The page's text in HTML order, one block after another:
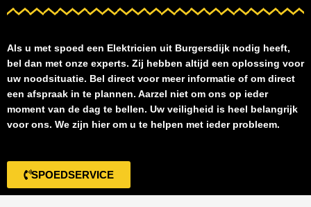
Als u met spoed een Elektricien uit Burgersdijk nodig heeft,
bel dan met onze experts. Zij hebben altijd een oplossing voor
uw noodsituatie. Bel direct voor meer informatie of om direct
een afspraak in te plannen. Aarzel niet om ons op ieder
moment van de dag te bellen. Uw veiligheid is heel belangrijk
voor ons. We zijn hier om u te helpen met ieder probleem.
SPOEDSERVICE